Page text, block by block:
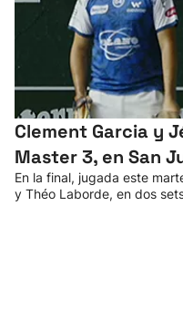
Clement Garcia y
Master 3, en San
En la final, jugada este
y Théo Laborde, en dos